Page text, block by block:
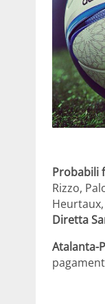
Probabili
Rizzo,
Diretta
Atalanta-